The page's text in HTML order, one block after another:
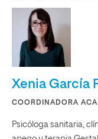
Xenia García
COORDINADORA
Psicóloga sanitaria,